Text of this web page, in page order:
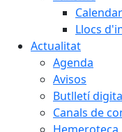
Llocs
Actualitat
Agenda
Avisos
Butlletí
Canals de